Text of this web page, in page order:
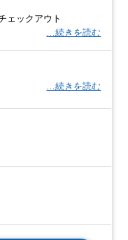
ェックアウト
…続きを読む
…続きを読む